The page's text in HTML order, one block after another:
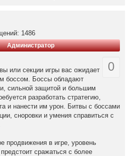
1486
Администратор
0
или секции игры вас ожидает
боссом. Боссы обладают
сильной защитой и большим
разработать стратегию,
и нанести им урон. Битвы с боссами
сноровки и умения справиться с
продвижения в игре, уровень
сражаться с более